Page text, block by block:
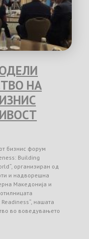
НА
бизнис форум
Building
организиран од
и надворешна
Македонија и
нашата
во воведувањето